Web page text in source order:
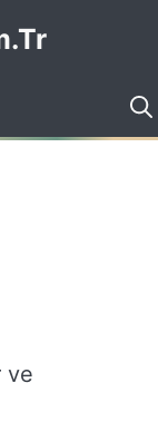
ve